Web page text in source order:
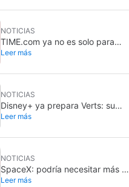
planearon durante seamans y
NOTICIAS
TIME.com ya no es solo para
humanos: hay una versión
máquinas, y es muy buena idea
Leer más
NOTICIAS
Disney+ ya prepara Verts: su
nuevo feed vertical con TikTok
Leer más
NOTICIAS
SpaceX: podría necesitar más de
dos millones de GPU Rubin de
Leer más